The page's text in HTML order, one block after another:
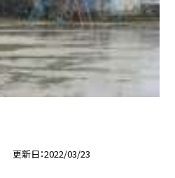
更新日 2022/03/23